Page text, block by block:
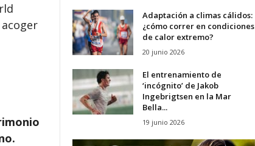
Adaptación a climas cálidos:
¿cómo correr en condiciones
de calor extremo?
20 junio 2026
El entrenamiento de
‘incógnito’ de Jakob
Ingebrigtsen en la Mar
Bella...
19 junio 2026